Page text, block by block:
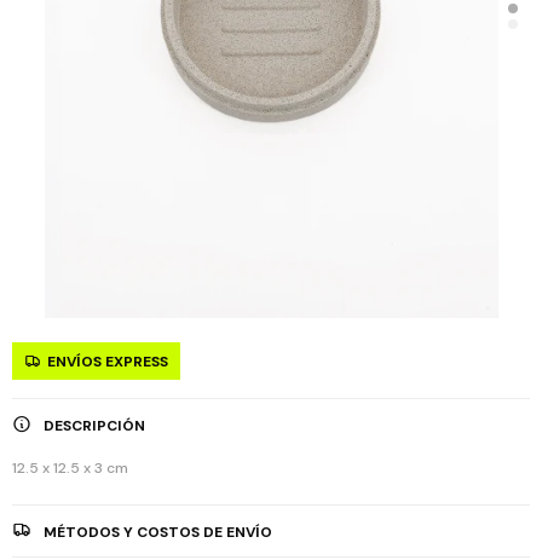
ENVÍOS EXPRESS
DESCRIPCIÓN
12.5 x 12.5 x 3 cm
MÉTODOS Y COSTOS DE ENVÍO